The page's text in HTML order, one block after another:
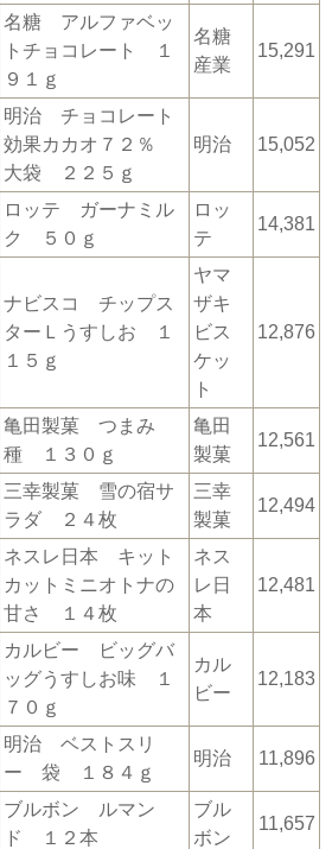
名糖 アルファベッ
トチョコレート １
９１ｇ
名糖
産業
15,291
明治 チョコレート
効果カカオ７２％
大袋 ２２５ｇ
明治 15,052
ロッテ ガーナミル
ク ５０ｇ
ロッ
テ
14,381
ナビスコ チップス
ターＬうすしお １
１５ｇ
ヤマ
ザキ
ビス
ケッ
ト
12,876
亀田製菓 つまみ
種 １３０ｇ
亀田
製菓
12,561
三幸製菓 雪の宿サ
ラダ ２４枚
三幸
製菓
12,494
ネスレ日本 キット
カットミニオトナの
甘さ １４枚
ネス
レ日
本
12,481
カルビー ビッグバ
ッグうすしお味 １
７０ｇ
カル
ビー
12,183
明治 ベストスリ
ー 袋 １８４ｇ
明治 11,896
ブルボン ルマン
ド １２本
ブル
ボン
11,657